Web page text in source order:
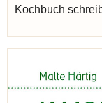
Kochbuch